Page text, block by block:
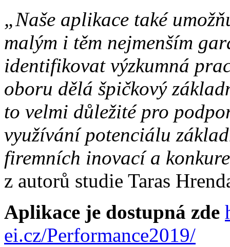
„Naše aplikace také
malým i těm nejmenším
identifikovat výzkumná
oboru dělá špičkový
to velmi důležité pro
využívání potenciálu
firemních inovací a
z autorů studie Taras
Aplikace je dostupná zde
ei.cz/Performance2019/